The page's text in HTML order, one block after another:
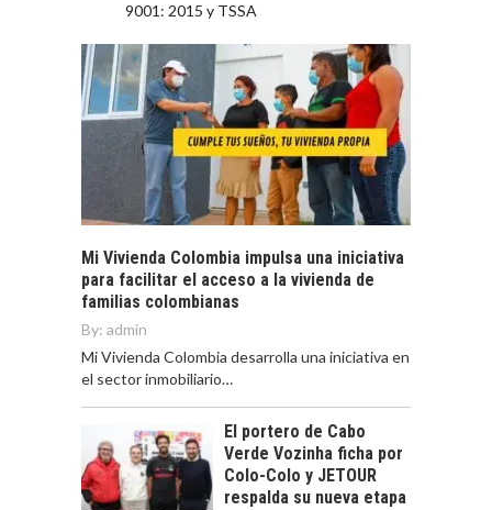
9001: 2015 y TSSA
Mi Vivienda Colombia impulsa una iniciativa
para facilitar el acceso a la vivienda de
familias colombianas
By: admin
Mi Vivienda Colombia desarrolla una iniciativa en
el sector inmobiliario…
El portero de Cabo
Verde Vozinha ficha por
Colo-Colo y JETOUR
respalda su nueva etapa